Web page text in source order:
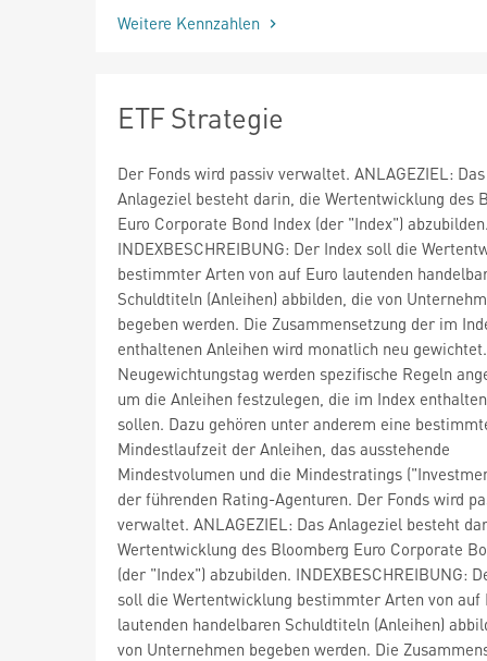
Weitere Kennzahlen
ETF Strategie
Der Fonds wird passiv verwaltet. ANLAGEZIEL: Das
Anlageziel besteht darin, die Wertentwicklung des
Euro Corporate Bond Index (der "Index")
INDEXBESCHREIBUNG: Der Index soll die
bestimmter Arten von auf Euro lautenden
Schuldtiteln (Anleihen) abbilden, die von
begeben werden. Die Zusammensetzung der im
enthaltenen Anleihen wird monatlich neu
Neugewichtungstag werden spezifische Regeln
um die Anleihen festzulegen, die im Index
sollen. Dazu gehören unter anderem eine
Mindestlaufzeit der Anleihen, das ausstehende
Mindestvolumen und die Mindestratings
der führenden Rating-Agenturen. Der Fonds wird
verwaltet. ANLAGEZIEL: Das Anlageziel besteht
Wertentwicklung des Bloomberg Euro Corporate
(der "Index") abzubilden. INDEXBESCHREIBUNG:
soll die Wertentwicklung bestimmter Arten von auf
lautenden handelbaren Schuldtiteln (Anleihen)
von Unternehmen begeben werden. Die